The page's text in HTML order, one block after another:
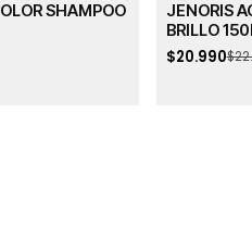
SHAMPOO
Agotado
JENORIS
BRILLO
$20.990